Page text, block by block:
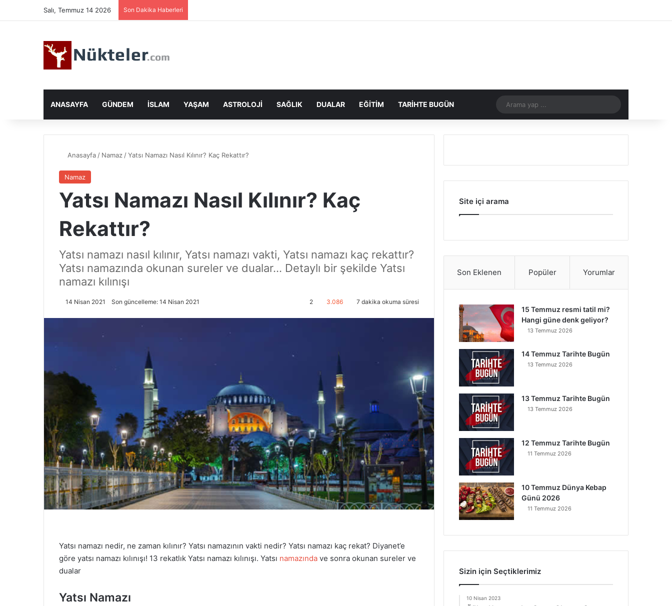
Salı, Temmuz 14 2026 Son Dakika Haberleri
ANASAYFA GÜNDEM İSLAM YAŞAM ASTROLOJI SAĞLIK DUALAR EĞITIM TARIHTE BUGÜN
yap
Anasayfa / Namaz /Yatsı Namazı Nasıl Kılınır? Kaç Rekattır?
Namaz
Yatsı Namazı Nasıl Kılınır? Kaç
Rekattır?
Yatsı namazı nasıl kılınır, Yatsı namazı vakti, Yatsı namazı kaç rekattır?
Yatsı namazında okunan sureler ve dualar… Detaylı bir şekilde Yatsı
namazı kılınışı
14 Nisan 2021 Son güncelleme: 14 Nisan 2021 2 3.086 7 dakika okuma süresi
Yatsı namazı nedir, ne zaman kılınır? Yatsı namazının vakti nedir? Yatsı namazı kaç rekat? Diyanet’e
göre yatsı namazı kılınışı! 13 rekatlık Yatsı namazı kılınışı. Yatsı namazında ve sonra okunan sureler ve
dualar
Yatsı Namazı
Site içi arama
Son Eklenen Popüler Yorumlar
15 Temmuz resmi tatil mi?
Hangi güne denk geliyor?
13 Temmuz 2026
14 Temmuz Tarihte Bugün
13 Temmuz 2026
13 Temmuz Tarihte Bugün
13 Temmuz 2026
12 Temmuz Tarihte Bugün
11 Temmuz 2026
10 Temmuz Dünya Kebap
Günü 2026
11 Temmuz 2026
Sizin için Seçtiklerimiz
10 Nisan 2023